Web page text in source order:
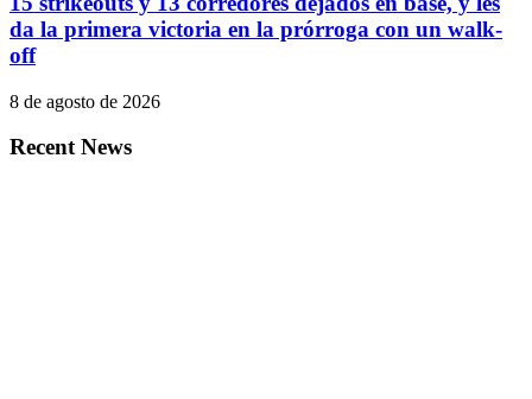
da la primera victoria en la prórroga con un walk-
off
8 de agosto de 2026
Recent News